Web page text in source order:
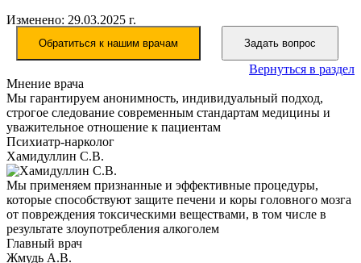
Изменено: 29.03.2025 г.
Обратиться к нашим врачам Задать вопрос
Вернуться в раздел
Мнение врача
Мы гарантируем анонимность, индивидуальный подход,
строгое следование современным стандартам медицины и
уважительное отношение к пациентам
Психиатр-нарколог
Хамидуллин С.В.
Мы применяем признанные и эффективные процедуры,
которые способствуют защите печени и коры головного мозга
от повреждения токсическими веществами, в том числе в
результате злоупотребления алкоголем
Главный врач
Жмудь А.В.